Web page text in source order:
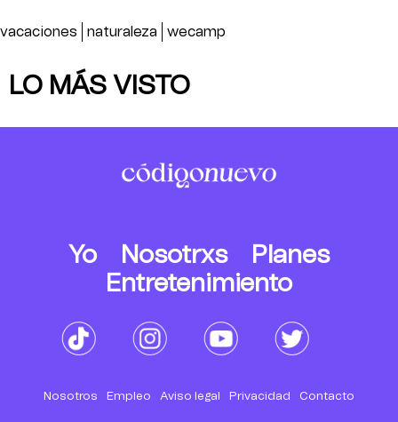
vacaciones naturaleza wecamp
LO MÁS VISTO
Yo Nosotrxs
Planes
Entretenimiento
Nosotros Empleo Aviso legal Privacidad Contacto